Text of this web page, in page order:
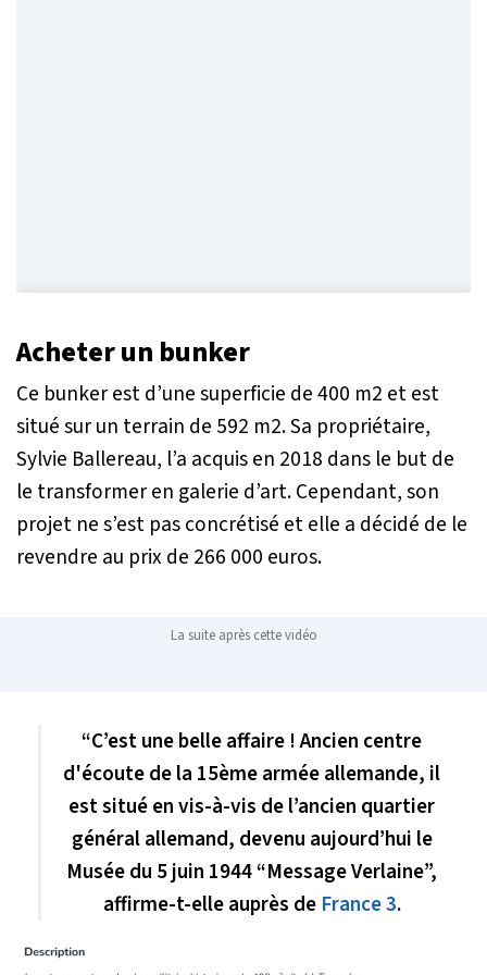
Acheter un bunker
Ce bunker est d’une superficie de 400 m2 et est
situé sur un terrain de 592 m2. Sa propriétaire,
Sylvie Ballereau, l’a acquis en 2018 dans le but de
le transformer en galerie d’art. Cependant, son
projet ne s’est pas concrétisé et elle a décidé de le
revendre au prix de 266 000 euros.
La suite après cette vidéo
“C’est une belle affaire ! Ancien centre
d'écoute de la 15ème armée allemande, il
est situé en vis-à-vis de l’ancien quartier
général allemand, devenu aujourd’hui le
Musée du 5 juin 1944 “Message Verlaine”,
affirme-t-elle auprès de France 3.